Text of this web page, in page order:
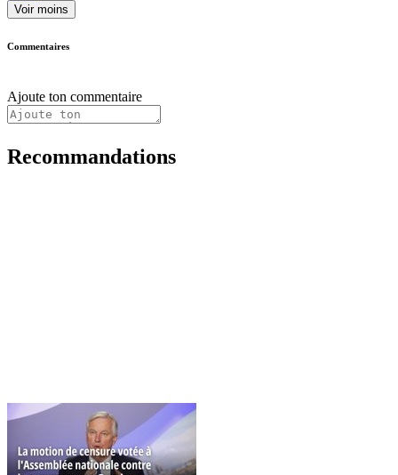
Voir moins
Commentaires
Ajoute ton commentaire
Recommandations